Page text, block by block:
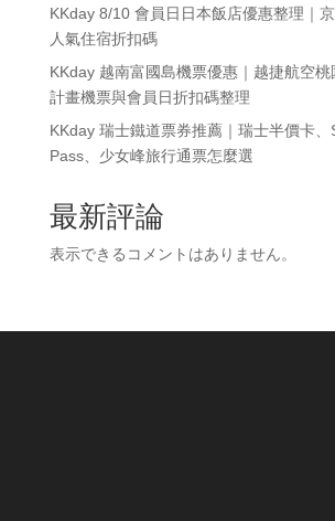
KKday 8/10 會員日日本飯店優惠整理｜
人氣住宿折扣碼
KKday 越南富國島機票優惠｜越捷航空
計畫機票與會員日折扣碼整理
KKday 瑞士鐵道票券推薦｜瑞士半價卡
Pass、少女峰旅行通票怎麼選
最新評論
表示できるコメントはありません。